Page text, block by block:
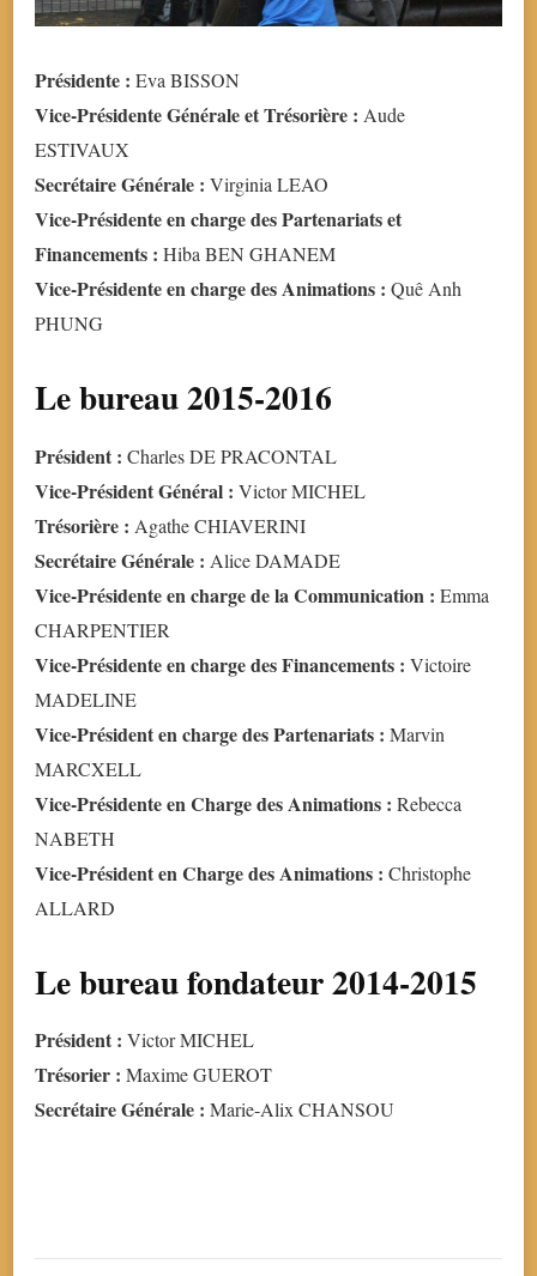
Présidente : Eva BISSON
Vice-Présidente Générale et Trésorière : Aude
ESTIVAUX
Secrétaire Générale : Virginia LEAO
Vice-Présidente en charge des Partenariats et
Financements : Hiba BEN GHANEM
Vice-Présidente en charge des Animations : Quê Anh
PHUNG
Le bureau 2015-2016
Président : Charles DE PRACONTAL
Vice-Président Général : Victor MICHEL
Trésorière : Agathe CHIAVERINI
Secrétaire Générale : Alice DAMADE
Vice-Présidente en charge de la Communication : Emma
CHARPENTIER
Vice-Présidente en charge des Financements : Victoire
MADELINE
Vice-Président en charge des Partenariats : Marvin
MARCXELL
Vice-Présidente en Charge des Animations : Rebecca
NABETH
Vice-Président en Charge des Animations : Christophe
ALLARD
Le bureau fondateur 2014-2015
Président : Victor MICHEL
Trésorier : Maxime GUEROT
Secrétaire Générale : Marie-Alix CHANSOU